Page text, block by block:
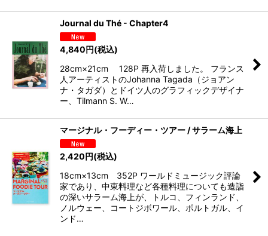
Journal du Thé - Chapter4
4,840円(税込)
28cm×21cm 128P 再入荷しました。 フランス
人アーティストのJohanna Tagada（ジョアン
ナ・タガダ）とドイツ人のグラフィックデザイナ
ー、Tilmann S. W…
マージナル・フーディー・ツアー / サラーム海上
2,420円(税込)
18cm×13cm 352P ワールドミュージック評論
家であり、中東料理など各種料理についても造詣
の深いサラーム海上が、トルコ、フィンランド、
ノルウェー、コートジボワール、ポルトガル、イ
ンド…